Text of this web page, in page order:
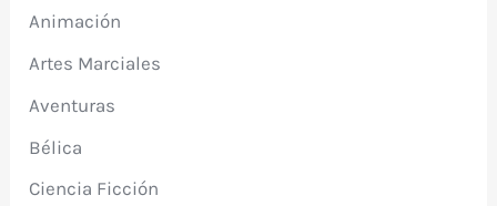
Animación
Artes Marciales
Aventuras
Bélica
Ciencia Ficción